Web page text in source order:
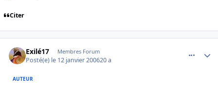
Citer
Exilé17 Membres Forum
Posté(e) le 12 janvier 200620 a
AUTEUR